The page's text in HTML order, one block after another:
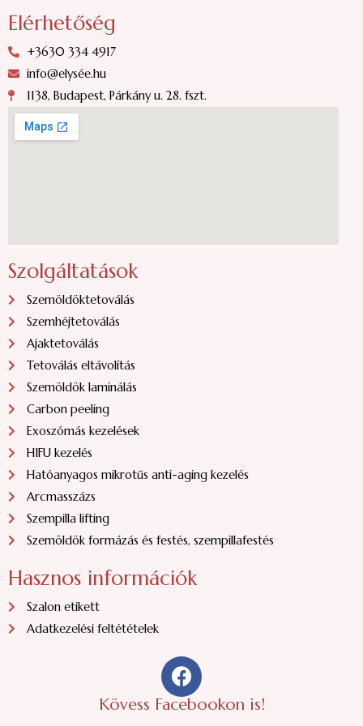
Elérhetőség
+3630 334 4917
info@elysée.hu
1138, Budapest, Párkány u. 28. fszt.
Szolgáltatások
Szemöldöktetoválás
Szemhéjtetoválás
Ajaktetoválás
Tetoválás eltávolítás
Szemöldök laminálás
Carbon peeling
Exoszómás kezelések
HIFU kezelés
Hatóanyagos mikrotűs anti-aging kezelés
Arcmasszázs
Szempilla lifting
Szemöldök formázás és festés, szempillafestés
Hasznos információk
Szalon etikett
Adatkezelési feltétételek
a
c
e
Kövess Facebookon is!